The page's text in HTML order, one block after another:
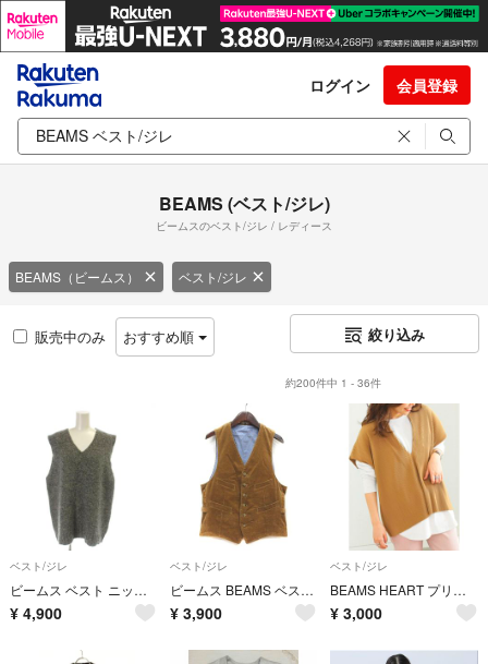
ログイン 会員登録
BEAMS (ベスト/ジレ)
ビームスのベスト/ジレ / レディース
BEAMS（ビームス） ベスト/ジレ
販売中のみ おすすめ順 絞り込み
約200件中 1 - 36件
ベスト/ジレ
ビームス ベスト ニット ウール L グレー Vネック ノースリーブ /AP
¥ 4,900
ベスト/ジレ
ビームス BEAMS ベスト コーデュロイ 前開き 総裏地 S ベージュ
¥ 3,900
ベスト/ジレ
BEAMS HEART プリーツベスト ロングスリーブTシャツ セット
¥ 3,000